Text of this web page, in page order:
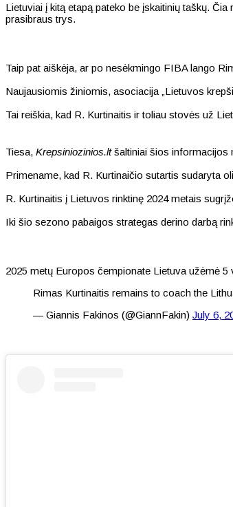
Lietuviai į kitą etapą pateko be įskaitinių taškų.
prasibraus trys.
Taip pat aiškėja, ar po nesėkmingo FIBA lango
Naujausiomis žiniomis, asociacija „Lietuvos
Tai reiškia, kad R. Kurtinaitis ir toliau stovės už
Tiesa, Krepsiniozinios.ltšaltiniai šios informacijos
Primename, kad R. Kurtinaičio sutartis sudaryta
R. Kurtinaitis į Lietuvos rinktinę 2024 metais
Iki šio sezono pabaigos strategas derino darbą
2025 metų Europos čempionate Lietuva užėmė 5
Rimas Kurtinaitis remains to coach the
— Giannis Fakinos (@GiannFakin) July 6,